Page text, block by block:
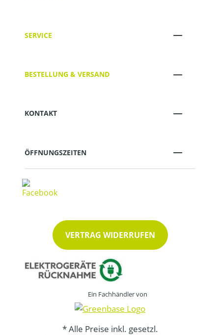
SERVICE
BESTELLUNG & VERSAND
KONTAKT
ÖFFNUNGSZEITEN
VERTRAG WIDERRUFEN
Ein Fachhändler von
* Alle Preise inkl. gesetzl.